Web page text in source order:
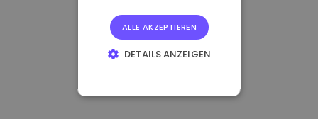
ALLE AKZEPTIEREN
DETAILS ANZEIGEN